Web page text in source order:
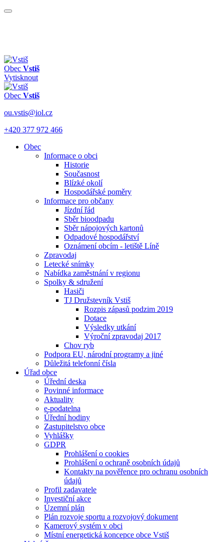
Obec Vstiš
Vytisknout
Obec Vstiš
ou.vstis@iol.cz
+420 377 972 466
Obec
Informace o obci
Historie
Současnost
Blízké okolí
Hospodářské poměry
Informace pro občany
Jízdní řád
Sběr bioodpadu
Sběr nápojových kartonů
Odpadové hospodářství
Oznámení obcím - letiště Líně
Zpravodaj
Letecké snímky
Nabídka zaměstnání v regionu
Spolky & sdružení
Hasiči
TJ Družstevník Vstiš
Rozpis zápasů podzim 2019
Dotace
Výsledky utkání
Výroční zpravodaj 2017
Chov ryb
Podpora EU, národní programy a jiné
Důležitá telefonní čísla
Úřad obce
Úřední deska
Povinné informace
Aktuality
e-podatelna
Úřední hodiny
Zastupitelstvo obce
Vyhlášky
GDPR
Prohlášení o cookies
Prohlášení o ochraně osobních údajů
Kontakty na pověřence pro ochranu osobních
údajů
Profil zadavatele
Investiční akce
Územní plán
Plán rozvoje sportu a rozvojový dokument
Kamerový systém v obci
Místní energetická koncepce obce Vstiš